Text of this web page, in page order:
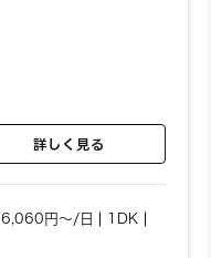
詳しく見る
6,060円～/日
1DK